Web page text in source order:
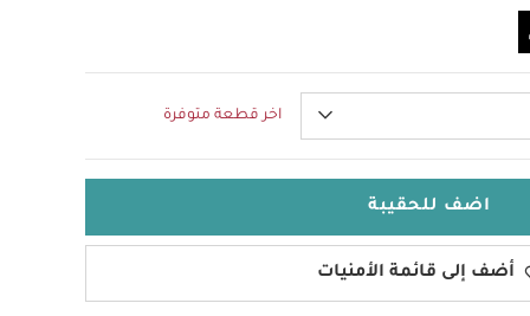
اخر قطعة متوفرة
اضف للحقيبة
أضف إلى قائمة الأمنيات